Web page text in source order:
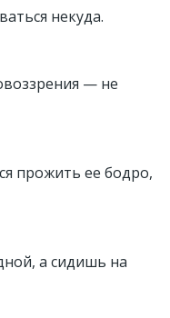
некуда.
— не
прожить ее бодро,
а сидишь на